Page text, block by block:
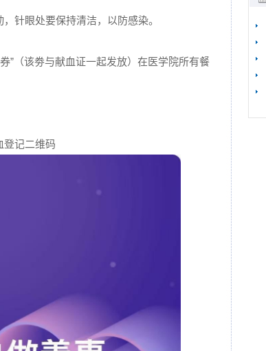
针眼处要保持清洁，以防感染。
”（该劵与献血证一起发放）在医学院所有餐
登记二维码